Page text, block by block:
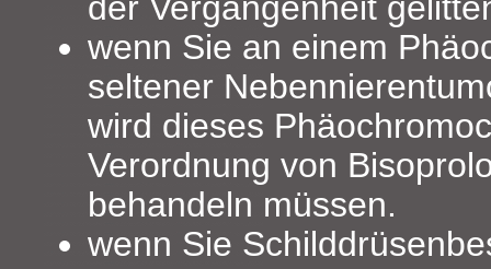
wenn Sie an einem
seltener
wird dieses
Verordnung von
behandeln müssen.
wenn Sie